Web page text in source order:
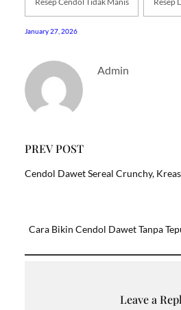
January 27, 2026
Admin
PREV POST
Cendol Dawet Sereal Crunchy,
Cara Bikin Cendol Dawet Tanpa
Leave a